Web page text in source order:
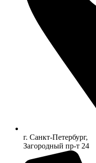
г. Санкт-Петербург,
Загородный пр-т 24